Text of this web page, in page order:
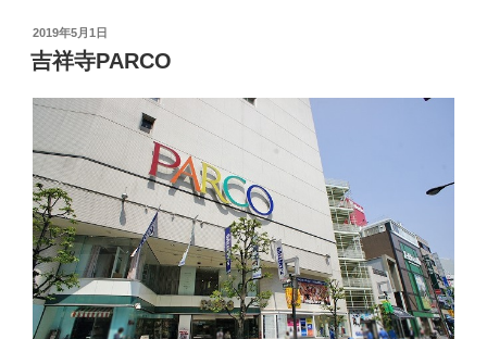
投
稿
日:
2019年5月1日
吉祥寺PARCO